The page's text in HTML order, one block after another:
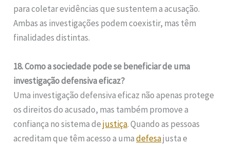
para coletar evidências que sustentem a acusação.
Ambas as investigações podem coexistir, mas têm
finalidades distintas.
18. Como a sociedade pode se beneficiar de uma
investigação defensiva eficaz?
Uma investigação defensiva eficaz não apenas protege
os direitos do acusado, mas também promove a
confiança no sistema dejustiça. Quando as pessoas
acreditam que têm acesso a umadefesajusta e